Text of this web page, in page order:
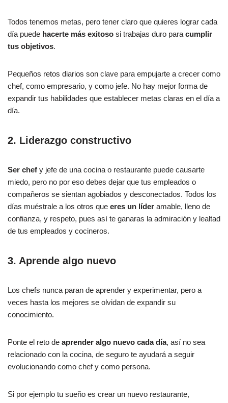
Todos tenemos metas, pero tener claro que quieres lograr cada
día puede hacerte más exitoso si trabajas duro para cumplir
tus objetivos.
Pequeños retos diarios son clave para empujarte a crecer como
chef, como empresario, y como jefe. No hay mejor forma de
expandir tus habilidades que establecer metas claras en el día a
día.
2. Liderazgo constructivo
Ser chef y jefe de una cocina o restaurante puede causarte
miedo, pero no por eso debes dejar que tus empleados o
compañeros se sientan agobiados y desconectados. Todos los
días muéstrale a los otros que eres un líder amable, lleno de
confianza, y respeto, pues así te ganaras la admiración y lealtad
de tus empleados y cocineros.
3. Aprende algo nuevo
Los chefs nunca paran de aprender y experimentar, pero a
veces hasta los mejores se olvidan de expandir su
conocimiento.
Ponte el reto de aprender algo nuevo cada día, así no sea
relacionado con la cocina, de seguro te ayudará a seguir
evolucionando como chef y como persona.
Si por ejemplo tu sueño es crear un nuevo restaurante,